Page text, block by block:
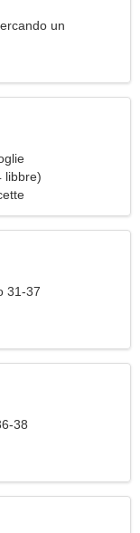
un
libbre)
31-37
38